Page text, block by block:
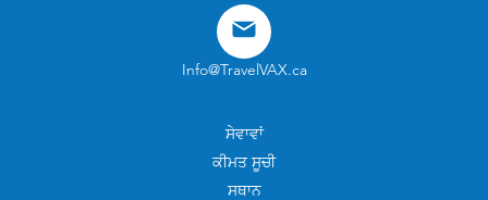
Info@TravelVAX.ca
ਸੇਵਾਵਾਂ
ਕੀਮਤ ਸੂਚੀ
ਸਥਾਨ